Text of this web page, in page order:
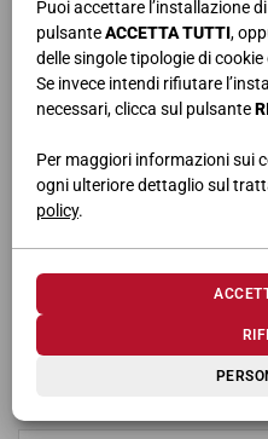
Puoi accettare l’installazione
pulsanteACCETTA TUTTI,
delle singole tipologie di
Se invece intendi rifiutare
necessari, clicca sul pulsante
Per maggiori informazioni sui
ogni ulteriore dettaglio sul
policy.